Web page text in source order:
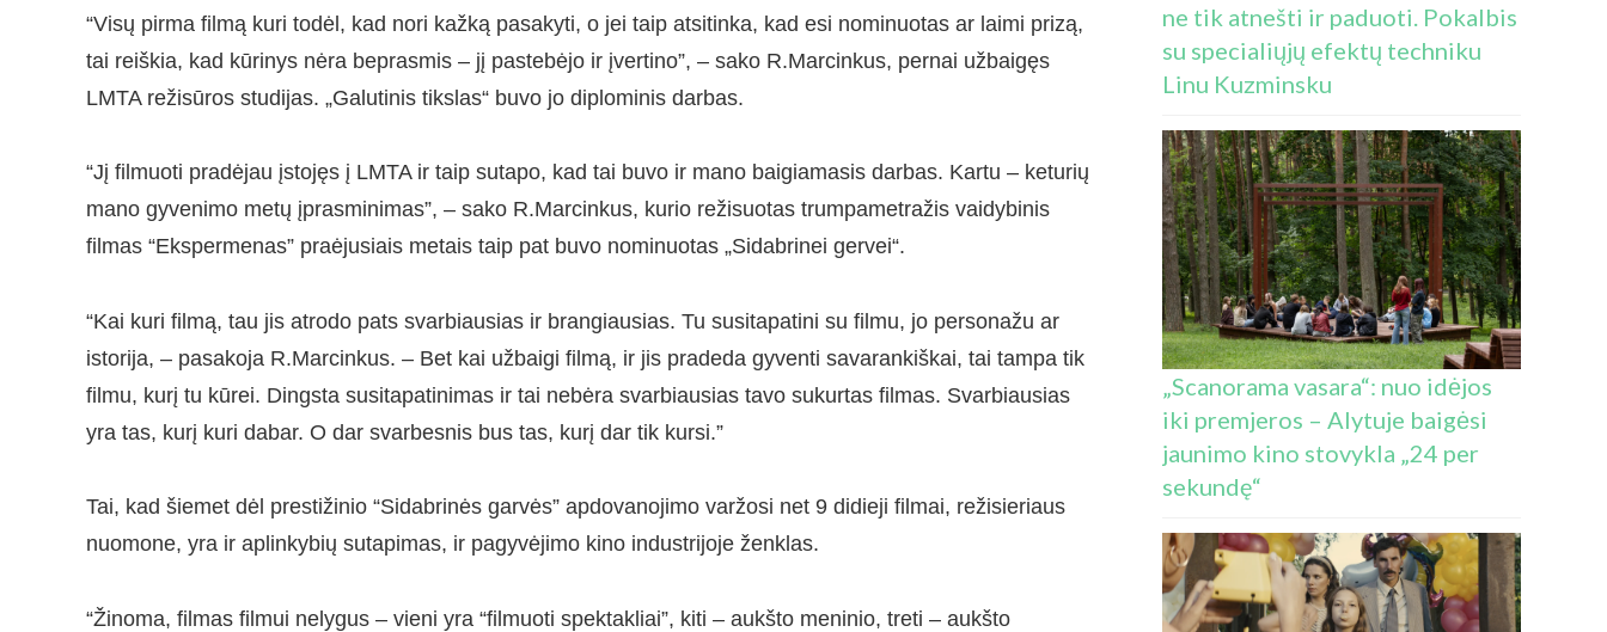
“Visų pirma filmą kuri todėl, kad nori kažką pasakyti, o jei taip atsitinka, kad esi nominuotas ar laimi prizą,
tai reiškia, kad kūrinys nėra beprasmis – jį pastebėjo ir įvertino”, – sako R.Marcinkus, pernai užbaigęs
LMTA režisūros studijas. „Galutinis tikslas“ buvo jo diplominis darbas.
“Jį filmuoti pradėjau įstojęs į LMTA ir taip sutapo, kad tai buvo ir mano baigiamasis darbas. Kartu – keturių
mano gyvenimo metų įprasminimas”, – sako R.Marcinkus, kurio režisuotas trumpametražis vaidybinis
filmas “Ekspermenas” praėjusiais metais taip pat buvo nominuotas „Sidabrinei gervei“.
“Kai kuri filmą, tau jis atrodo pats svarbiausias ir brangiausias. Tu susitapatini su filmu, jo personažu ar
istorija, – pasakoja R.Marcinkus. – Bet kai užbaigi filmą, ir jis pradeda gyventi savarankiškai, tai tampa tik
filmu, kurį tu kūrei. Dingsta susitapatinimas ir tai nebėra svarbiausias tavo sukurtas filmas. Svarbiausias
yra tas, kurį kuri dabar. O dar svarbesnis bus tas, kurį dar tik kursi.”
Tai, kad šiemet dėl prestižinio “Sidabrinės garvės” apdovanojimo varžosi net 9 didieji filmai, režisieriaus
nuomone, yra ir aplinkybių sutapimas, ir pagyvėjimo kino industrijoje ženklas.
“Žinoma, filmas filmui nelygus – vieni yra “filmuoti spektakliai”, kiti – aukšto meninio, treti – aukšto
ne tik atnešti ir paduoti. Pokalbis
su specialiųjų efektų techniku
Linu Kuzminsku
„Scanorama vasara“: nuo idėjos
iki premjeros – Alytuje baigėsi
jaunimo kino stovykla „24 per
sekundę“